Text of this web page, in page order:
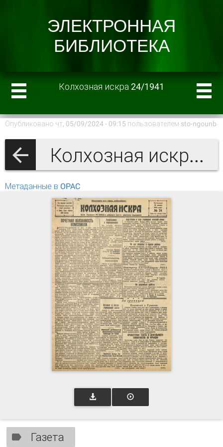
Колхозная искра 24/1941
Опубликовано чт, 05/09/2024 - 09:15 пользователем sto-ngounb
Колхозная искра 1941 г.
Метаданные в OPAC
Газета